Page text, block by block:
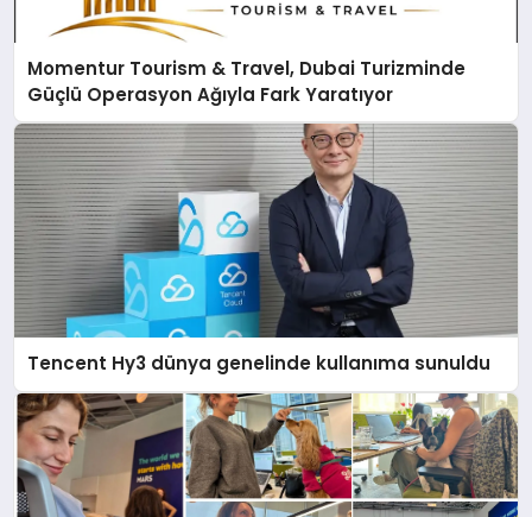
Momentur Tourism & Travel, Dubai Turizminde
Güçlü Operasyon Ağıyla Fark Yaratıyor
Tencent Hy3 dünya genelinde kullanıma sunuldu